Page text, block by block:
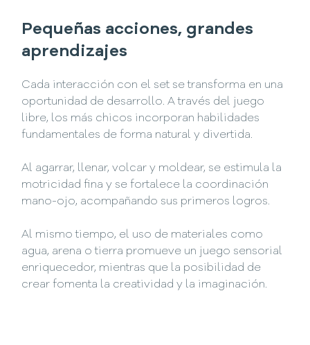
Pequeñas acciones, grandes
aprendizajes
Cada interacción con el set se transforma en una
oportunidad de desarrollo. A través del juego
libre, los más chicos incorporan habilidades
fundamentales de forma natural y divertida.
Al agarrar, llenar, volcar y moldear, se estimula la
motricidad fina y se fortalece la coordinación
mano-ojo, acompañando sus primeros logros.
Al mismo tiempo, el uso de materiales como
agua, arena o tierra promueve un juego sensorial
enriquecedor, mientras que la posibilidad de
crear fomenta la creatividad y la imaginación.